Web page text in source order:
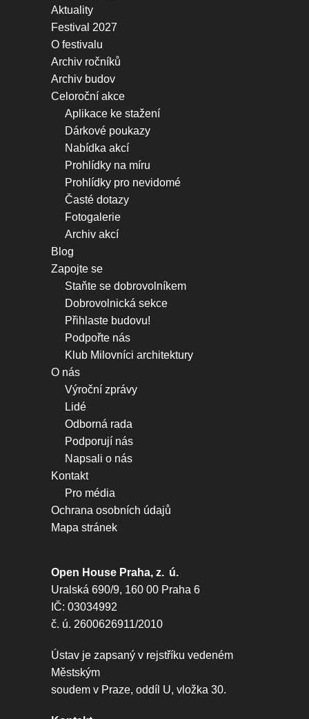
Aktuality
Festival 2027
O festivalu
Archiv ročníků
Archiv budov
Celoroční akce
Aplikace ke stažení
Dárkové poukazy
Nabídka akcí
Prohlídky na míru
Prohlídky pro nevidomé
Časté dotazy
Fotogalerie
Archiv akcí
Blog
Zapojte se
Staňte se dobrovolníkem
Dobrovolnická sekce
Přihlaste budovu!
Podpořte nás
Klub Milovníci architektury
O nás
Výroční zprávy
Lidé
Odborná rada
Podporují nás
Napsali o nás
Kontakt
Pro média
Ochrana osobních údajů
Mapa stránek
Open House Praha, z. ú.
Uralská 690/9, 160 00 Praha 6
IČ: 03034992
č. ú. 2600626911/2010
Ústav je zapsaný v rejstříku vedeném
Městským
soudem v Praze, oddíl U, vložka 30.